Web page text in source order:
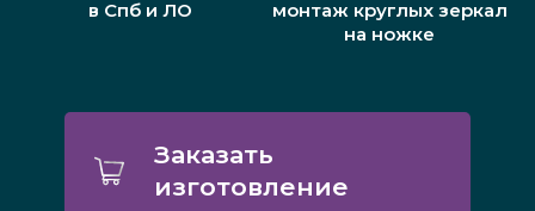
в Спб и ЛО
монтаж круглых зеркал
на ножке
Заказать
изготовление